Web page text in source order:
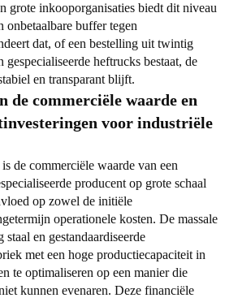
grote inkooporganisaties biedt dit niveau
onbetaalbare buffer tegen
dat, of een bestelling uit twintig
heftrucks bestaat, de
en transparant blijft.
de commerciële waarde en
voor industriële
de commerciële waarde van een
producent op grote schaal
op zowel de initiële
operationele kosten. De massale
en gestandaardiseerde
met een hoge productiecapaciteit in
te optimaliseren op een manier die
kunnen evenaren. Deze financiële